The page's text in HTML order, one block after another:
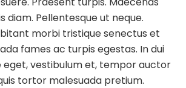
diam. Pellentesque ut neque.
morbi tristique senectus et
fames ac turpis egestas. In dui
eget, vestibulum et, tempor auctor
tortor malesuada pretium.